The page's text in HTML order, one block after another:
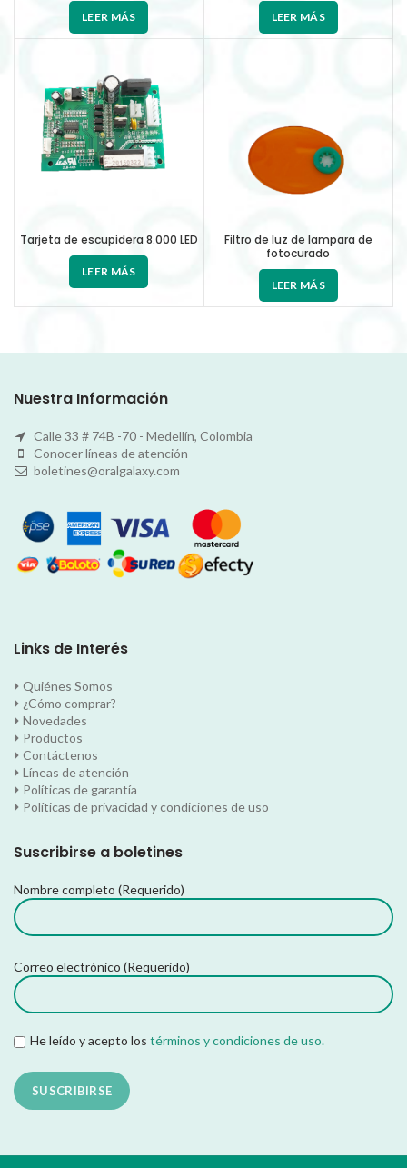
LEER MÁS LEER MÁS
Tarjeta de escupidera 8.000 LED
LEER MÁS
Filtro de luz de lampara de
fotocurado
LEER MÁS
Nuestra Información
Calle 33 # 74B -70 - Medellín, Colombia
Conocer líneas de atención
boletines@oralgalaxy.com
Links de Interés
Quiénes Somos
¿Cómo comprar?
Novedades
Productos
Contáctenos
Líneas de atención
Políticas de garantía
Políticas de privacidad y condiciones de uso
Suscribirse a boletines
Nombre completo (Requerido)
Correo electrónico (Requerido)
He leído y acepto los términos y condiciones de uso.